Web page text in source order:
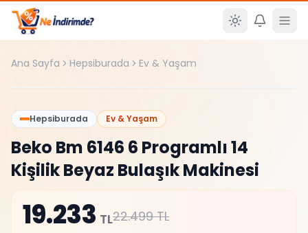
Ana içeriğe atla
Ana Sayfa Hepsiburada Ev & Yaşam
%15
Hepsiburada
Ev & Yaşam
Beko Bm 6146 6 Programlı 14
Kişilik Beyaz Bulaşık Makinesi
19.233 TL22.499TL